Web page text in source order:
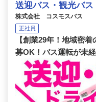
送迎バス・観光バス
株式会社 コスモスバス
正社員
【創業29年！地域密
募OK！バス運転が未